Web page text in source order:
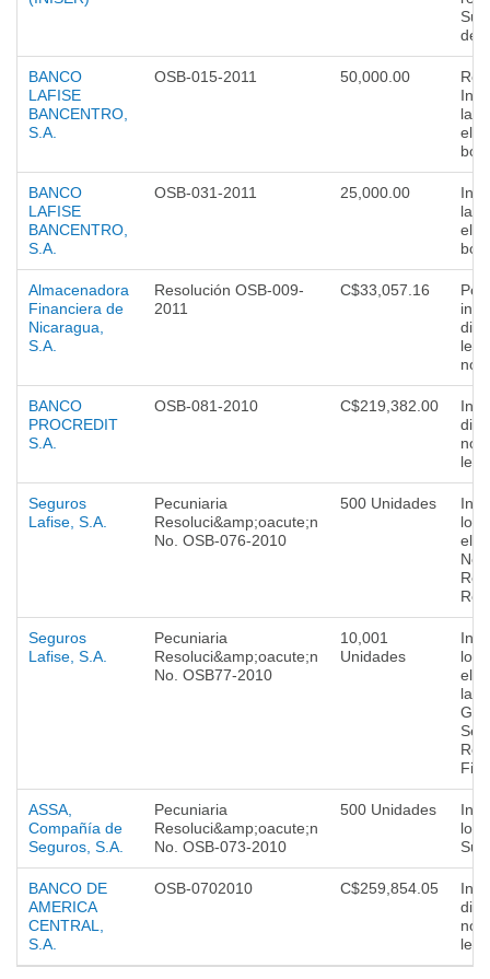
de
BANCO
LAFISE
BANCENTRO,
S.A.
OSB-015-2011 50,000.00
la
el
BANCO
LAFISE
BANCENTRO,
S.A.
OSB-031-2011 25,000.00
la
el
Almacenadora
Financiera de
Nicaragua,
S.A.
Resolución OSB-009-
2011
C$33,057.16
Por
BANCO
PROCREDIT
S.A.
OSB-081-2010 C$219,382.00
Seguros
Lafise, S.A.
Pecuniaria
Resoluci&amp;oacute;n
No. OSB-076-2010
500 Unidades
lo
el
Seguros
Lafise, S.A.
Pecuniaria
Resoluci&amp;oacute;n
No. OSB77-2010
10,001
Unidades
lo
el
la
ASSA,
Compañía de
Seguros, S.A.
Pecuniaria
Resoluci&amp;oacute;n
No. OSB-073-2010
500 Unidades
lo
BANCO DE
AMERICA
CENTRAL,
S.A.
OSB-0702010 C$259,854.05